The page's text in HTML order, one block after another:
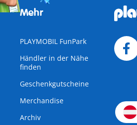
Mehr
PLAYMOBIL FunPark
Händler in der Nähe
finden
Geschenkgutscheine
Merchandise
Archiv